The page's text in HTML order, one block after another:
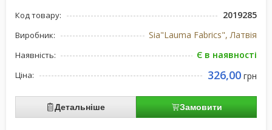
Код товару: 2019285
Виробник: Sia"Lauma Fabrics", Латвiя
Наявність: Є в наявності
Ціна: 326,00 грн
Детальніше Замовити